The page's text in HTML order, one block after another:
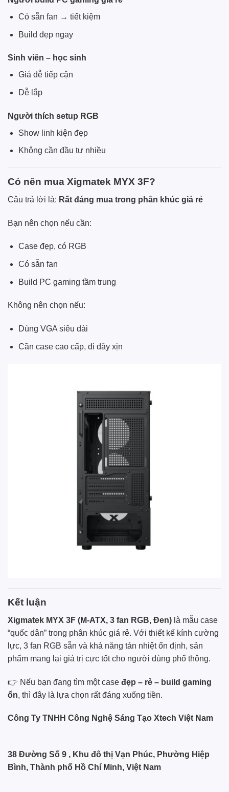
Có sẵn fan → tiết kiệm
Build đẹp ngay
Sinh viên – học sinh
Giá dễ tiếp cận
Dễ lắp
Người thích setup RGB
Show linh kiện đẹp
Không cần đầu tư nhiều
Có nên mua Xigmatek MYX 3F?
Câu trả lời là: Rất đáng mua trong phân khúc giá rẻ
Bạn nên chọn nếu cần:
Case đẹp, có RGB
Có sẵn fan
Build PC gaming tầm trung
Không nên chọn nếu:
Dùng VGA siêu dài
Cần case cao cấp, đi dây xịn
Kết luận
Xigmatek MYX 3F (M-ATX, 3 fan RGB, Đen) là mẫu case
“quốc dân” trong phân khúc giá rẻ. Với thiết kế kính cường
lực, 3 fan RGB sẵn và khả năng tản nhiệt ổn định, sản
phẩm mang lại giá trị cực tốt cho người dùng phổ thông.
👉 Nếu bạn đang tìm một case đẹp – rẻ – build gaming
ổn, thì đây là lựa chọn rất đáng xuống tiền.
Công Ty TNHH Công Nghệ Sáng Tạo Xtech Việt Nam
38 Đường Số 9 , Khu đô thị Vạn Phúc, Phường Hiệp
Bình, Thành phố Hồ Chí Minh, Việt Nam